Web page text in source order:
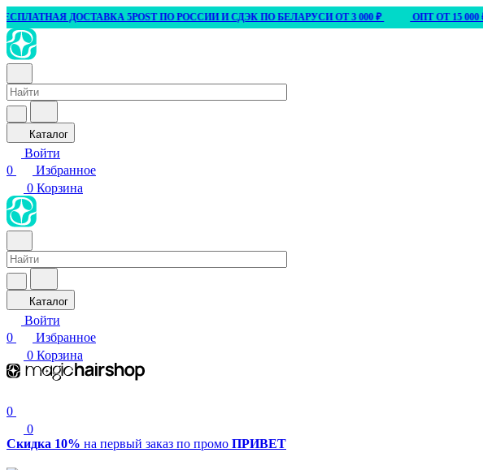
ДОСТАВКА 5POST ПО РОССИИ И СДЭК ПО БЕЛАРУСИ ОТ 3 000 ₽ ОПТ ОТ 15 000 ₽
Каталог
Войти
0
Избранное
0 Корзина
Каталог
Войти
0
Избранное
0 Корзина
0
0
Скидка 10% на первый заказ по промо ПРИВЕТ